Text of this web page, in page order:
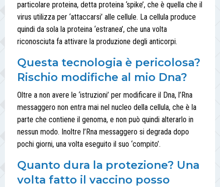
particolare proteina, detta proteina ‘spike’, che è quella che il
virus utilizza per ‘attaccarsi’ alle cellule. La cellula produce
quindi da sola la proteina ‘estranea’, che una volta
riconosciuta fa attivare la produzione degli anticorpi.
Questa tecnologia è pericolosa?
Rischio modifiche al mio Dna?
Oltre a non avere le ‘istruzioni’ per modificare il Dna, l’Rna
messaggero non entra mai nel nucleo della cellula, che è la
parte che contiene il genoma, e non può quindi alterarlo in
nessun modo. Inoltre l’Rna messaggero si degrada dopo
pochi giorni, una volta eseguito il suo ‘compito’.
Quanto dura la protezione? Una
volta fatto il vaccino posso